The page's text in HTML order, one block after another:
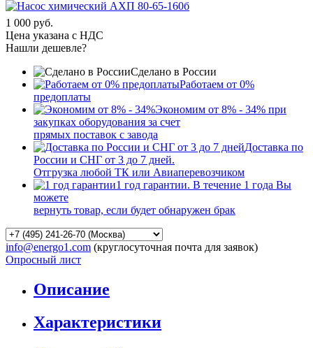
1 000 руб.
Цена указана с НДС
Нашли дешевле?
Сделано в России
Работаем от 0%
предоплаты
Экономим от 8% - 34% при
закупках оборудования за счет
прямых поставок с завода
Доставка по
России и СНГ от 3 до 7 дней.
Отгрузка любой ТК или Авиаперевозчиком
1 год гарантии. В течение 1 года Вы
можете
вернуть товар, если будет обнаружен брак
info@energo1.com (круглосуточная почта для заявок)
Опросный лист
Описание
Характеристики